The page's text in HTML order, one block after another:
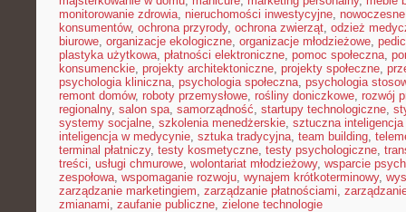
monitorowanie zdrowia, nieruchomości inwestycyjne,
konsumentów, ochrona przyrody, ochrona zwierząt, odzież
biurowe, organizacje ekologiczne, organizacje młodzieżowe,
plastyka użytkowa, płatności elektroniczne, pomoc społeczna,
konsumenckie, projekty architektoniczne, projekty społeczne,
psychologia kliniczna, psychologia społeczna, psychologia
remont domów, roboty przemysłowe, rośliny doniczkowe, rozwój
regionalny, salon spa, samorządność, startupy technologiczne,
systemy socjalne, szkolenia menedżerskie, sztuczna
inteligencja w medycynie, sztuka tradycyjna, team building,
terminal płatniczy, testy kosmetyczne, testy psychologiczne,
treści, usługi chmurowe, wolontariat młodzieżowy, wsparcie
zespołowa, wspomaganie rozwoju, wynajem krótkoterminowy,
zarządzanie marketingiem, zarządzanie płatnościami,
zmianami, zaufanie publiczne, zielone technologie